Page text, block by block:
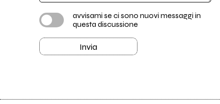
avvisami se ci sono nuovi messaggi in
questa discussione
Invia